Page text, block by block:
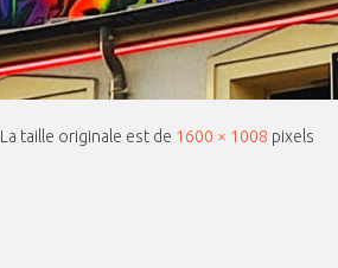
La taille originale est de 1600 × 1008 pixels